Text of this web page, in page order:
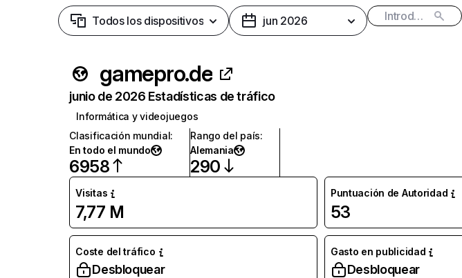
Todos los dispositivos jun 2026
gamepro.de
junio de 2026 Estadísticas de tráfico
Informática y videojuegos
Clasificación mundial:
En todo el mundo
6958
Rango del país:
Alemania
290
Visitas
7,77 M
Puntuación de Autoridad
53
Coste del tráfico
Desbloquear
Gasto en publicidad
Desbloquear